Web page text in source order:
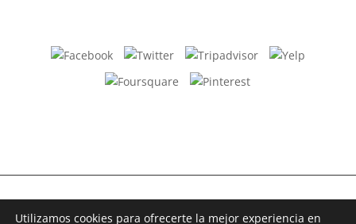
Utilizamos cookies para ofrecerte la mejor experiencia en